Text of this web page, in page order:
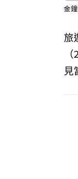
金
旅
見